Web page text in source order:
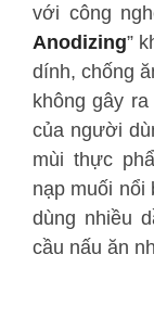
với công
Anodizing”
dính, chống
không gây
của người
mùi thực
nạp muối nổi
dùng nhiều
cầu nấu ăn